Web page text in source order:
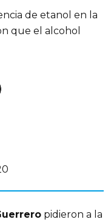
de etanol en la
que el alcohol
pidieron a la